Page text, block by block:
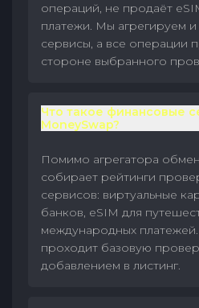
операций, не продаёт
платежи. Мы агрегируем
сервисы, а все операции
стороне выбранного
Что такое финансовые
MoneySwap?
Помимо агрегатора
собирает рейтинги
сервисов: виртуальные
банков, eSIM для
международных
проходит базовую
добавлением в листинг.